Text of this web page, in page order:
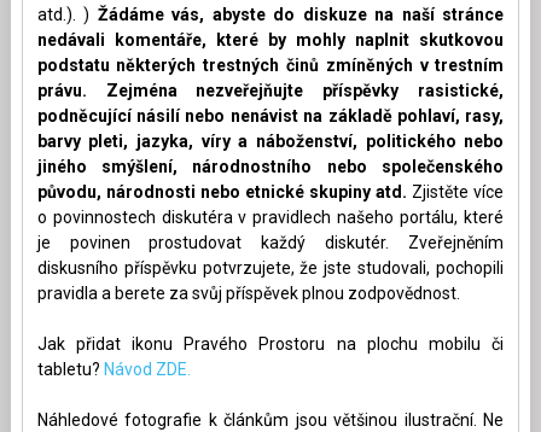
atd.). ) Žádáme vás, abyste do diskuze na naší stránce
nedávali komentáře, které by mohly naplnit skutkovou
podstatu některých trestných činů zmíněných v trestním
právu. Zejména nezveřejňujte příspěvky rasistické,
podněcující násilí nebo nenávist na základě pohlaví, rasy,
barvy pleti, jazyka, víry a náboženství, politického nebo
jiného smýšlení, národnostního nebo společenského
původu, národnosti nebo etnické skupiny atd. Zjistěte více
o povinnostech diskutéra v pravidlech našeho portálu, které
je povinen prostudovat každý diskutér. Zveřejněním
diskusního příspěvku potvrzujete, že jste studovali, pochopili
pravidla a berete za svůj příspěvek plnou zodpovědnost.
Jak přidat ikonu Pravého Prostoru na plochu mobilu či
tabletu? Návod ZDE.
Náhledové fotografie k článkům jsou většinou ilustrační. Ne